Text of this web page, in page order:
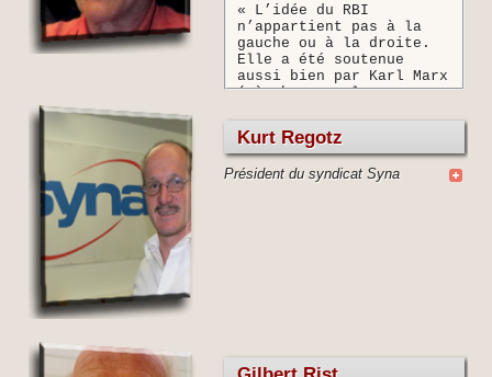
est profitable pour
tous. »
« L’idée du RBI
n’appartient pas à la
gauche ou à la droite.
Elle a été soutenue
aussi bien par Karl Marx
(«à chacun selon ses
l’ultralibéral Milton
Friedmann (impôt
négatif). Elle a un
aspect social,
personnes est centrale.
Kurt Regotz
Président du syndicat Syna